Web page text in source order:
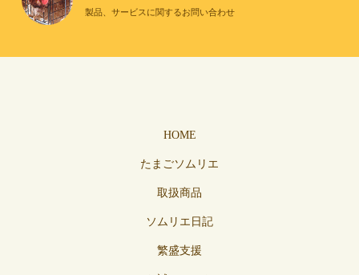
製品、サービスに関するお問い合わせ
HOME
たまごソムリエ
取扱商品
ソムリエ日記
繁盛支援